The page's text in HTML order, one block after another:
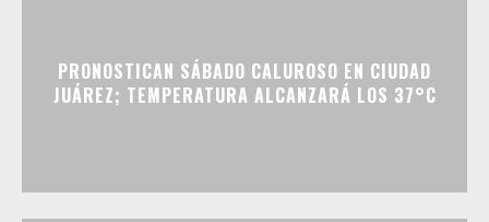
PRONOSTICAN SÁBADO CALUROSO EN CIUDAD
JUÁREZ; TEMPERATURA ALCANZARÁ LOS 37°C